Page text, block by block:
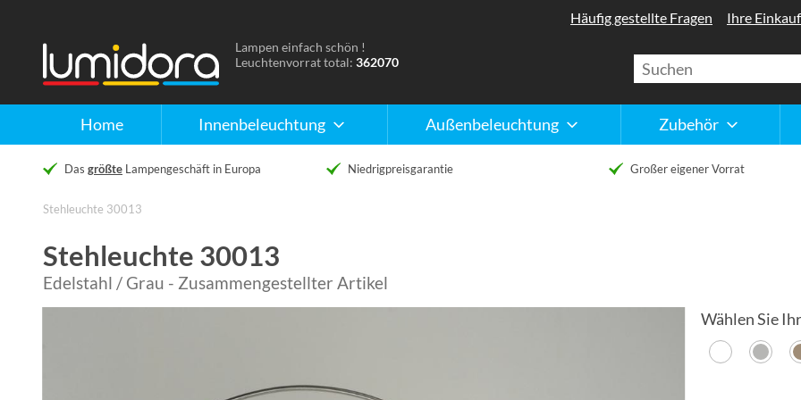
Home Innenbeleuchtung Außenbeleuchtung Zubehör
Häufig gestellte Fragen Ihre
Naar
de
Lampen einfach schön !
Leuchtenvorrat total: 362070
Das größte Lampengeschäft in Europa Niedrigpreisgarantie Großer eigener Vorrat
Stehleuchte 30013
Stehleuchte 30013
Edelstahl / Grau - Zusammengestellter Artikel
Wählen Sie